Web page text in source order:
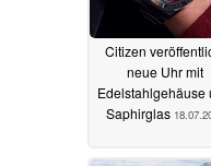
Citizen
neue Uhr mit
Edelstahlgehäuse
Saphirglas